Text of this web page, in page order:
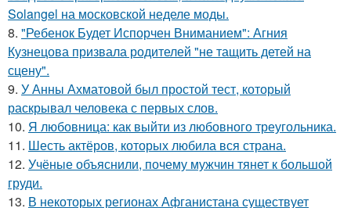
Solangel на московской неделе моды.
8. "Ребенок Будет Испорчен Вниманием": Агния
Кузнецова призвала родителей "не тащить детей на
сцену".
9. У Анны Ахматовой был простой тест, который
раскрывал человека с первых слов.
10. Я любовница: как выйти из любовного треугольника.
11. Шесть актёров, которых любила вся страна.
12. Учёные объяснили, почему мужчин тянет к большой
груди.
13. В некоторых регионах Афганистана существует